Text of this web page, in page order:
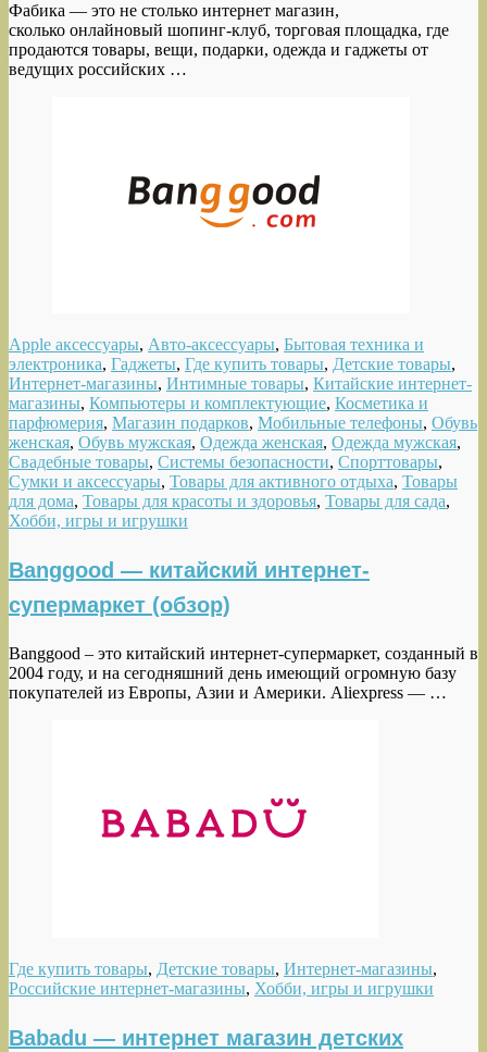
Фабика — это не столько интернет магазин,
сколько онлайновый шопинг-клуб, торговая площадка, где
продаются товары, вещи, подарки, одежда и гаджеты от
ведущих российских …
Apple аксессуары, Авто-аксессуары, Бытовая техника и
электроника, Гаджеты, Где купить товары, Детские товары,
Интернет-магазины, Интимные товары, Китайские интернет-
магазины, Компьютеры и комплектующие, Косметика и
парфюмерия, Магазин подарков, Мобильные телефоны, Обувь
женская, Обувь мужская, Одежда женская, Одежда мужская,
Свадебные товары, Системы безопасности, Спорттовары,
Сумки и аксессуары, Товары для активного отдыха, Товары
для дома, Товары для красоты и здоровья, Товары для сада,
Хобби, игры и игрушки
Banggood — китайский интернет-
супермаркет (обзор)
Banggood – это китайский интернет-супермаркет, созданный в
2004 году, и на сегодняшний день имеющий огромную базу
покупателей из Европы, Азии и Америки. Aliexpress — …
Где купить товары, Детские товары, Интернет-магазины,
Российские интернет-магазины, Хобби, игры и игрушки
Babadu — интернет магазин детских